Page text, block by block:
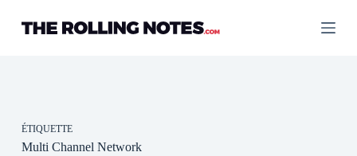
contenu
ÉTIQUETTE
Multi Channel Network